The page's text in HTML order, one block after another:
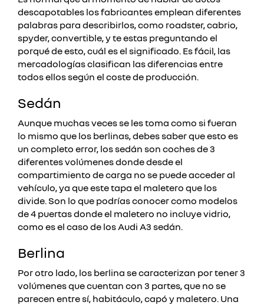
descapotables los fabricantes emplean diferentes
palabras para describirlos, como roadster, cabrio,
spyder, convertible, y te estas preguntando el
porqué de esto, cuál es el significado. Es fácil, las
mercadologías clasifican las diferencias entre
todos ellos según el coste de producción.
Sedán
Aunque muchas veces se les toma como si fueran
lo mismo que los berlinas, debes saber que esto es
un completo error, los sedán son coches de 3
diferentes volúmenes donde desde el
compartimiento de carga no se puede acceder al
vehículo, ya que este tapa el maletero que los
divide. Son lo que podrías conocer como modelos
de 4 puertas donde el maletero no incluye vidrio,
como es el caso de los Audi A3 sedán.
Berlina
Por otro lado, los berlina se caracterizan por tener 3
volúmenes que cuentan con 3 partes, que no se
parecen entre sí, habitáculo, capó y maletero. Una